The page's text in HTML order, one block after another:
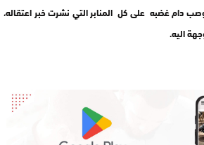
وصب دام غضبه على كل المنابر التي نشرت خبر اعتقاله،
اليه.